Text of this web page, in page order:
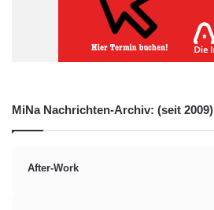
MiNa Nachrichten-Archiv: (seit 2009)
After-Work